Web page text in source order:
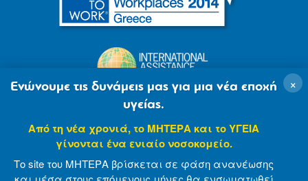
×
Ενώνουμε τις δυνάμεις μας για μια νέα εποχή
υγείας.
Από τη νέα χρονιά, το ΜΗΤΕΡΑ και το ΥΓΕΙΑ
γίνονται ένα ενιαίο νοσοκομείο.
Το site του ΜΗΤΕΡΑ βρίσκεται σε φάση ανανέωσης